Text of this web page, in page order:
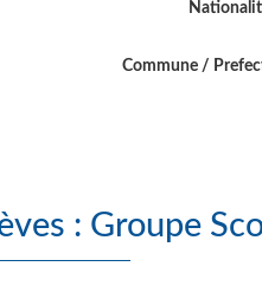
Commune /